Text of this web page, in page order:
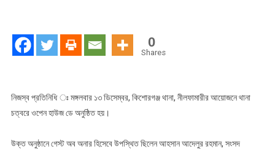
হাউজ
0
Shares
নিজস্ব প্রতিনিধি ঃ মঙ্গলবার ১৩ ডিসেম্বর, কিশোরগঞ্জ থানা, নীলফামারীর আয়োজনে থানা
চত্বরে ওপেন হাউজ ডে অনুষ্ঠিত হয়।
উক্ত অনুষ্ঠানে গেস্ট অব অনার হিসেবে উপস্থিত ছিলেন আহসান আদেলুর রহমান, সংসদ